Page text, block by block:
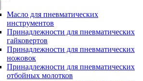
Масло для пневматических
инструментов
Принадлежности для пневматических
гайковертов
Принадлежности для пневматических
ножовок
Принадлежности для пневматических
отбойных молотков